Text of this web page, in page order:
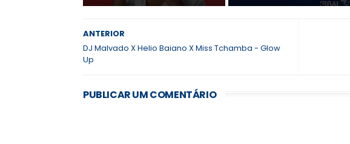
ANTERIOR
DJ Malvado X Helio Baiano X Miss Tchamba - Glow
Up
PUBLICAR UM COMENTÁRIO